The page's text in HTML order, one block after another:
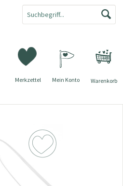
Warenkorb
Merkzettel Mein Konto